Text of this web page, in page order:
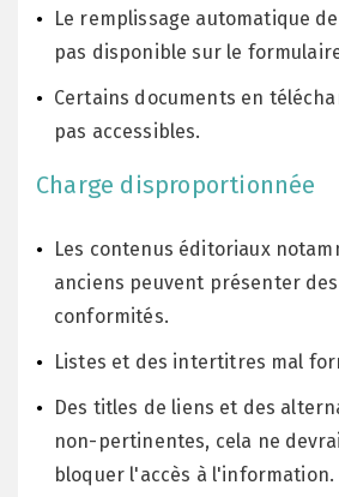
Le remplissage automatique
pas disponible sur le
Certains documents en
pas accessibles.
Charge disproportionnée
Les contenus éditoriaux
anciens peuvent présenter
conformités.
Listes et des intertitres mal
Des titles de liens et des
non-pertinentes, cela ne
bloquer l'accès à l'information.